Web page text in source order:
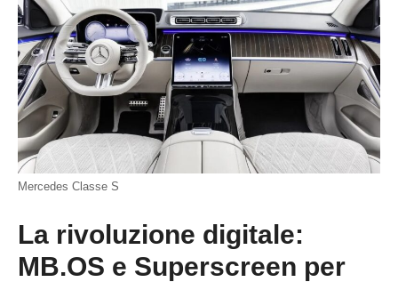
Mercedes Classe S
La rivoluzione digitale:
MB.OS e Superscreen per